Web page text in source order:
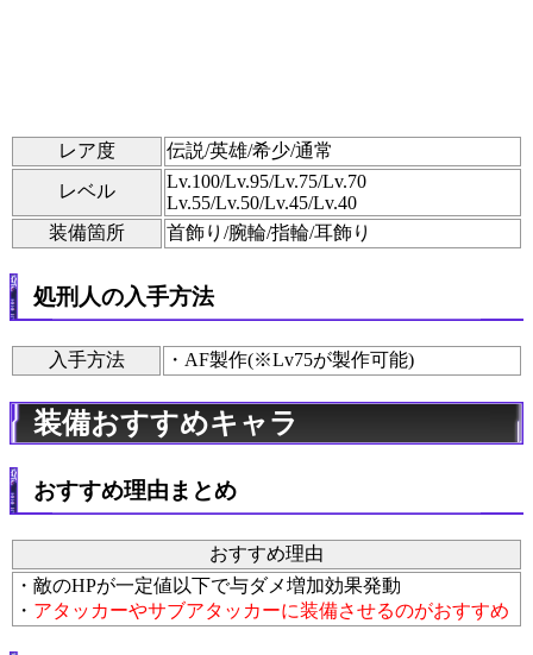
レア度
伝説/英雄/希少/通常
レベル
Lv.100/Lv.95/Lv.75/Lv.70
Lv.55/Lv.50/Lv.45/Lv.40
装備箇所
首飾り/腕輪/指輪/耳飾り
処刑人の入手方法
入手方法​ ・AF製作(※Lv75が製作可能)
装備おすすめキャラ
おすすめ理由まとめ
おすすめ理由
・敵のHPが一定値以下で与ダメ増加効果発動
・ アタッカーやサブアタッカーに装備させるのがおすすめ